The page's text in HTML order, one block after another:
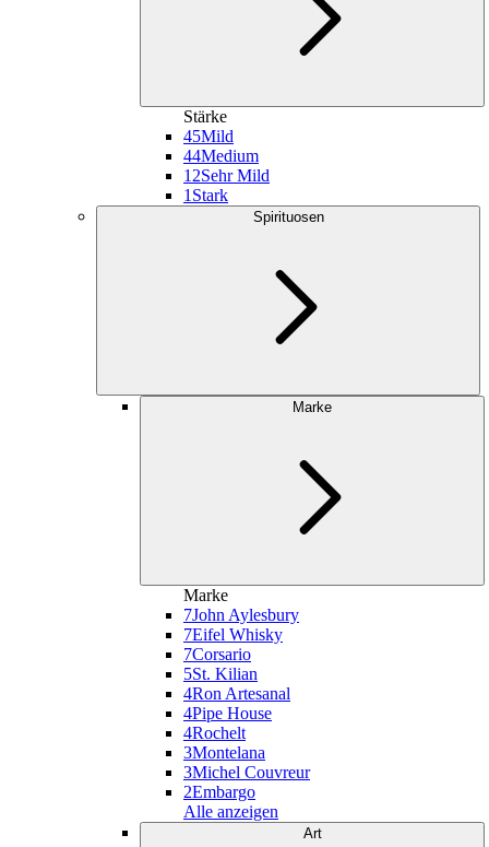
Stärke
45Mild
44Medium
12Sehr Mild
1 Stark
Spirituosen
Marke
Marke
7John Aylesbury
7Eifel Whisky
7Corsario
5St. Kilian
4Ron Artesanal
4Pipe House
4Rochelt
3Montelana
3Michel Couvreur
2Embargo
Alle anzeigen
Art